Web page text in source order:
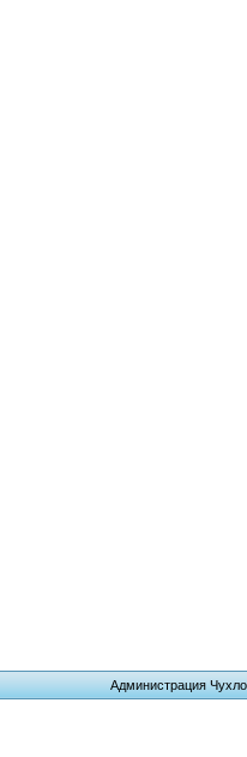
Администрация